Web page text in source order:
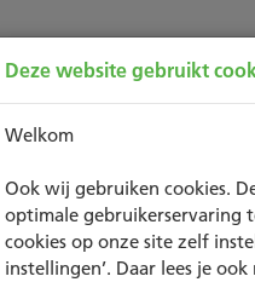
Over
Deze website gebruikt
Welkom
Ook wij gebruiken cookies.
optimale gebruikerservaring
cookies op onze site zelf
instellingen’. Daar lees je